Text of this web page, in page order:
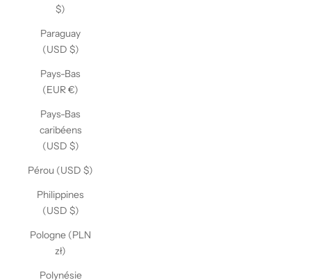
$)
Paraguay
(USD $)
Pays-Bas
(EUR €)
Pays-Bas
caribéens
(USD $)
Pérou (USD $)
Philippines
(USD $)
Pologne (PLN
zł)
Polynésie